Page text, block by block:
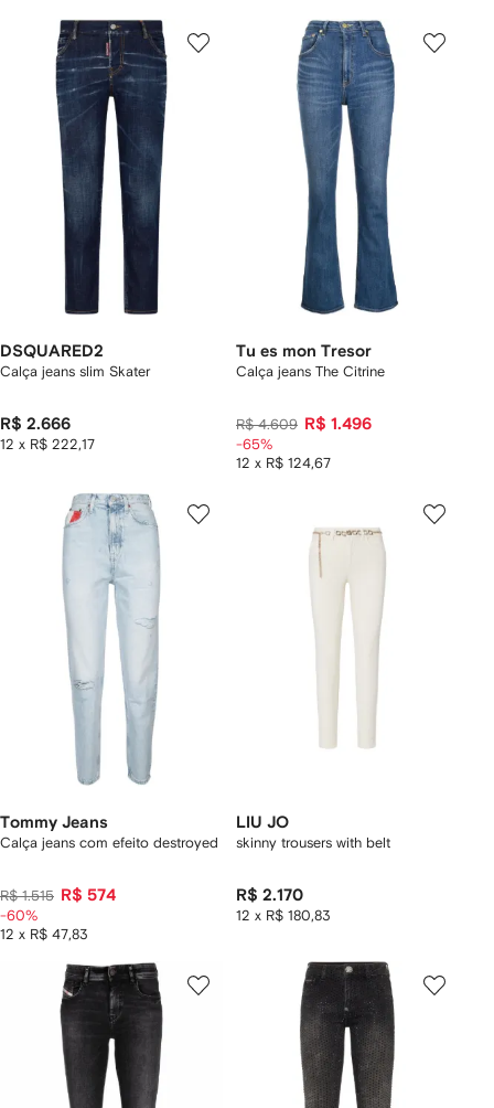
DSQUARED2
Calça jeans slim Skater
R$ 2.666
12 x R$ 222,17
Tu es mon Tresor
Calça jeans The Citrine
R$ 4.609 R$ 1.496
12 x R$ 124,67
-65%
Tommy Jeans
Calça jeans com efeito destroyed
R$ 1.515 R$ 574
12 x R$ 47,83
-60%
LIU JO
skinny trousers with belt
R$ 2.170
12 x R$ 180,83